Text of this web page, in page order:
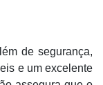
de segurança,
e um excelente